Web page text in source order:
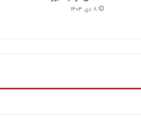
۸ دی ۱۴۰۴